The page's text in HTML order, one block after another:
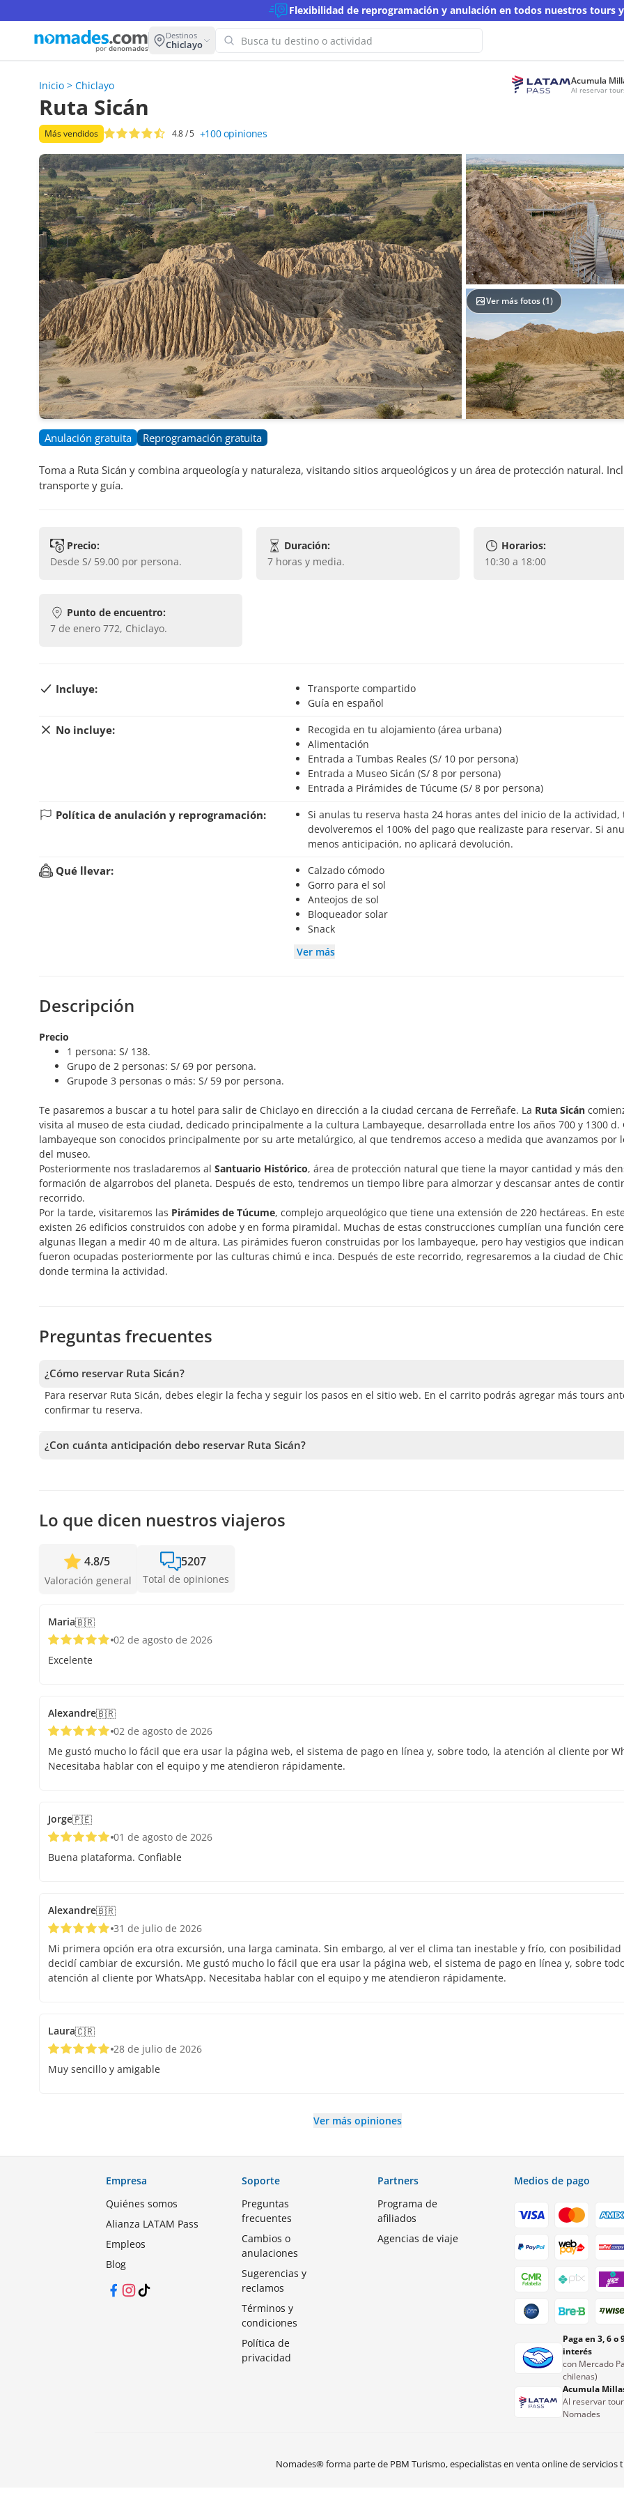
Flexibilidad de reprogramación y anulación en todos nuestros tours
por denomades
Destinos
Chiclayo
¡Oops! No hemos encontrado resultados
Intenta con otra palabra clave
Ver más fotos (1)
Acumula
Al reservar
Inicio > Chiclayo
Ruta Sicán
Más vendidos 4.8/ 5 +100 opiniones
Anulación gratuita Reprogramación gratuita
Toma a Ruta Sicán y combina arqueología y naturaleza, visitando sitios arqueológicos y un área de protección natural.
transporte y guía.
Precio:
desde S/ 59.00 por persona.
Duración:
7 horas y media.
Horarios:
10:30 a 18:00
Punto de encuentro:
7 de enero 772, Chiclayo.
Incluye:
Transporte compartido
Guía en español
No incluye:
Recogida en tu alojamiento (área urbana)
Alimentación
Entrada a Tumbas Reales (S/ 10 por persona)
Entrada a Museo Sicán (S/ 8 por persona)
Entrada a Pirámides de Túcume (S/ 8 por persona)
Política de anulación y reprogramación:
Si anulas tu reserva hasta 24 horas antes del inicio de la actividad, te
devolveremos el 100% del pago que realizaste para reservar. Si
menos anticipación, no aplicará devolución.
Qué llevar:
Calzado cómodo
Gorro para el sol
Anteojos de sol
Bloqueador solar
Snack
Ver más
Descripción
Precio
1 persona: S/ 138.
Grupo de 2 personas: S/ 69 por persona.
Grupode 3 personas o más: S/ 59 por persona.
Te pasaremos a buscar a tu hotel para salir de Chiclayo en dirección a la ciudad cercana de Ferreñafe. La Ruta Sicán
visita al museo de esta ciudad, dedicado principalmente a la cultura Lambayeque, desarrollada entre los años 700 y 1300 d.
lambayeque son conocidos principalmente por su arte metalúrgico, al que tendremos acceso a medida que avanzamos por
del museo.
Posteriormente nos trasladaremos al Santuario Histórico, área de protección natural que tiene la mayor cantidad y más
formación de algarrobos del planeta. Después de esto, tendremos un tiempo libre para almorzar y descansar antes de
recorrido.
Por la tarde, visitaremos las Pirámides de Túcume, complejo arqueológico que tiene una extensión de 220 hectáreas. En
existen 26 edificios construidos con adobe y en forma piramidal. Muchas de estas construcciones cumplían una función
algunas llegan a medir 40 m de altura. Las pirámides fueron construidas por los lambayeque, pero hay vestigios que
fueron ocupadas posteriormente por las culturas chimú e inca. Después de este recorrido, regresaremos a la ciudad de
donde termina la actividad.
Preguntas frecuentes
¿Cómo reservar Ruta Sicán?
Para reservar Ruta Sicán, debes elegir la fecha y seguir los pasos en el sitio web. En el carrito podrás agregar más tours
confirmar tu reserva.
¿Con cuánta anticipación debo reservar Ruta Sicán?
Lo que dicen nuestros viajeros
4.8/5
Valoración general
5207
Total de opiniones
Maria🇧🇷
02 de agosto de 2026
Excelente
Alexandre🇧🇷
02 de agosto de 2026
Me gustó mucho lo fácil que era usar la página web, el sistema de pago en línea y, sobre todo, la atención al cliente por
Necesitaba hablar con el equipo y me atendieron rápidamente.
Jorge🇵🇪
01 de agosto de 2026
Buena plataforma. Confiable
Alexandre🇧🇷
31 de julio de 2026
Mi primera opción era otra excursión, una larga caminata. Sin embargo, al ver el clima tan inestable y frío, con posibilidad
decidí cambiar de excursión. Me gustó mucho lo fácil que era usar la página web, el sistema de pago en línea y, sobre
atención al cliente por WhatsApp. Necesitaba hablar con el equipo y me atendieron rápidamente.
Laura🇨🇷
28 de julio de 2026
Muy sencillo y amigable
Ver más opiniones
Empresa
Quiénes somos
Alianza LATAM Pass
Empleos
Blog
Facebook
Instagram
TikTok
Soporte
Preguntas
frecuentes
Cambios o
anulaciones
Sugerencias y
reclamos
Términos y
condiciones
Política de
privacidad
Partners
Programa de
afiliados
Agencias de viaje
Medios de pago
Paga en 3, 6 o
interés
con Mercado
chilenas)
Acumula
Al reservar
Nomades
Nomades® forma parte de PBM Turismo, especialistas en venta online de servicios